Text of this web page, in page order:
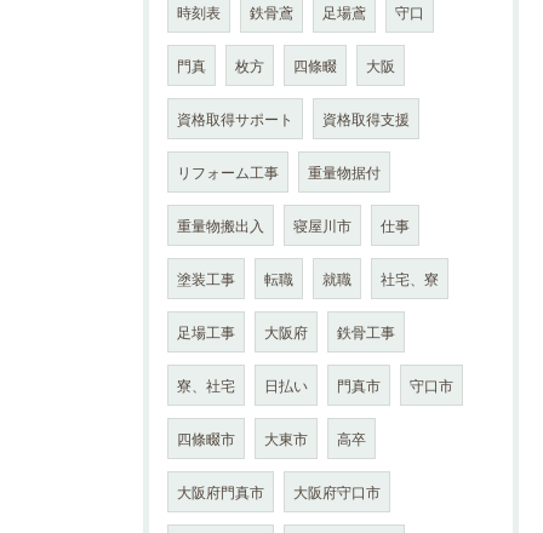
時刻表 鉄骨鳶 足場鳶 守口
門真 枚方 四條畷 大阪
資格取得サポート 資格取得支援
リフォーム工事 重量物据付
重量物搬出入 寝屋川市 仕事
塗装工事 転職 就職 社宅、寮
足場工事 大阪府 鉄骨工事
寮、社宅 日払い 門真市 守口市
四條畷市 大東市 高卒
大阪府門真市 大阪府守口市